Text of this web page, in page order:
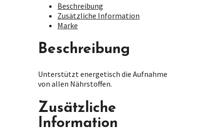
Beschreibung
Zusätzliche Information
Marke
Beschreibung
Unterstützt energetisch die Aufnahme
von allen Nährstoffen.
Zusätzliche
Information